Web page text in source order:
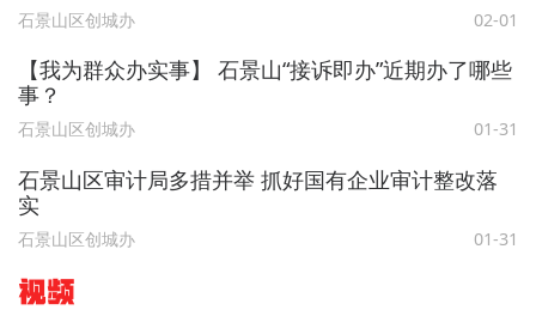
石景山区创城办 02-01
【我为群众办实事】 石景山“接诉即办”近期办了哪些
事？
石景山区创城办 01-31
石景山区审计局多措并举 抓好国有企业审计整改落
实
石景山区创城办 01-31
视频